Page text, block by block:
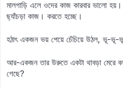
মালগাড়ি এলে ওদের কাজ কারবার ভালো হয়।
ছ্যাঁচড়া কাজ। করতে হচ্ছে।
হঠাৎ একজন ভয় পেয়ে চেঁচিয়ে উঠল, ভূ-
আর-একজন তার উরুতে একটা থাবড়া মেরে
গেছে?